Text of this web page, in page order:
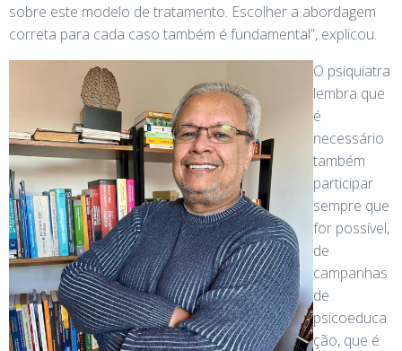
sobre este modelo de tratamento. Escolher a abordagem
correta para cada caso também é fundamental”, explicou.
O psiquiatra
lembra que
é
necessário
também
participar
sempre que
for possível,
de
campanhas
de
psicoeduca
ção, que é